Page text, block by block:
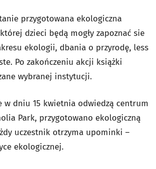
przygotowana ekologiczna
dzieci będą mogły zapoznać sie
ekologii, dbania o przyrodę, less
Po zakończeniu akcji książki
wybranej instytucji.
w dniu 15 kwietnia odwiedzą centrum
Park, przygotowano ekologiczną
uczestnik otrzyma upominki –
ekologicznej.